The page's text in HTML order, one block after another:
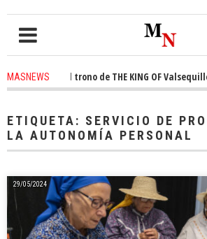
MASNEWSel trono de THE KING OF Valsequillo
ETIQUETA: SERVICIO DE
LA AUTONOMÍA PERSONAL
29/05/2024